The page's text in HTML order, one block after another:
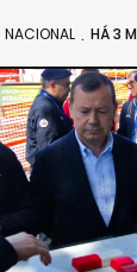
NACIONAL HÁ 3